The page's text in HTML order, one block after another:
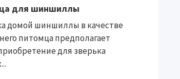
для шиншиллы
домой шиншиллы в качестве
питомца предполагает
для зверька